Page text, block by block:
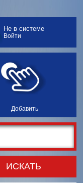
Добавить
Не в системе
Войти
ИСКАТЬ